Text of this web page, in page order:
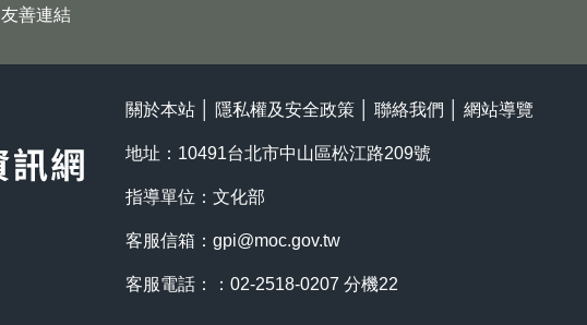
友善連結
關於本站 隱私權及安全政策 聯絡我們 網站導覽
地址：10491台北市中山區松江路209號
指導單位：文化部
客服信箱： gpi@moc.gov.tw
客服電話：：02-2518-0207 分機22